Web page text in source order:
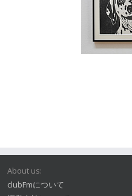
About us:
clubFmについて